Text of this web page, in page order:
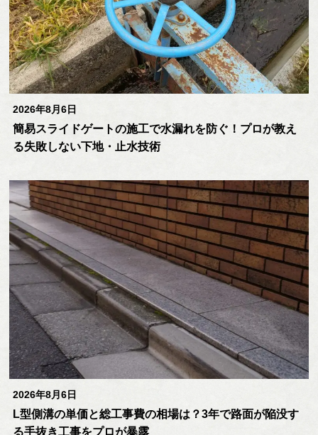
2026年8月6日
簡易スライドゲートの施工で水漏れを防ぐ！プロが教え
る失敗しない下地・止水技術
2026年8月6日
L型側溝の単価と総工事費の相場は？3年で路面が陥没す
る手抜き工事をプロが暴露